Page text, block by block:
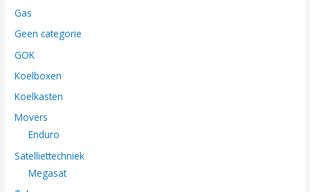
Gas
Geen categorie
GOK
Koelboxen
Koelkasten
Movers
Enduro
Satelliettechniek
Megasat